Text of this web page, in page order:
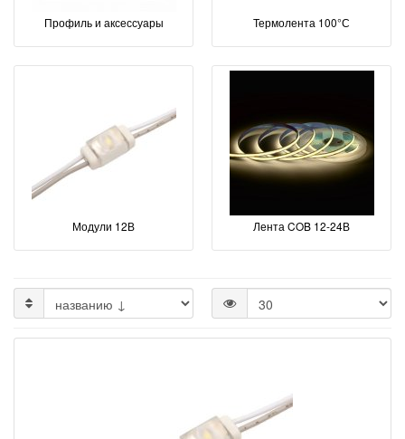
Профиль и аксессуары Термолента 100°С
Модули 12В Лента COB 12-24В